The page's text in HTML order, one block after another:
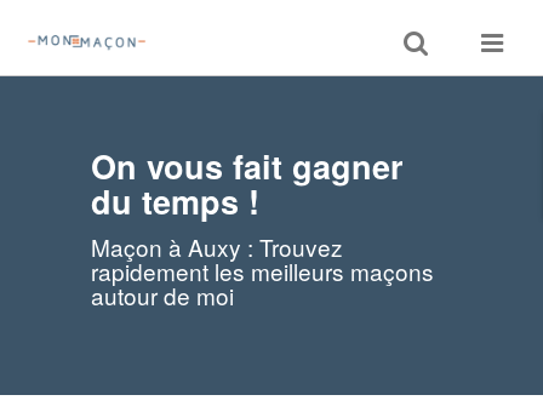
Toggle
search
Toggle
On vous fait gagner
du temps !
Maçon à Auxy : Trouvez
rapidement les meilleurs maçons
autour de moi